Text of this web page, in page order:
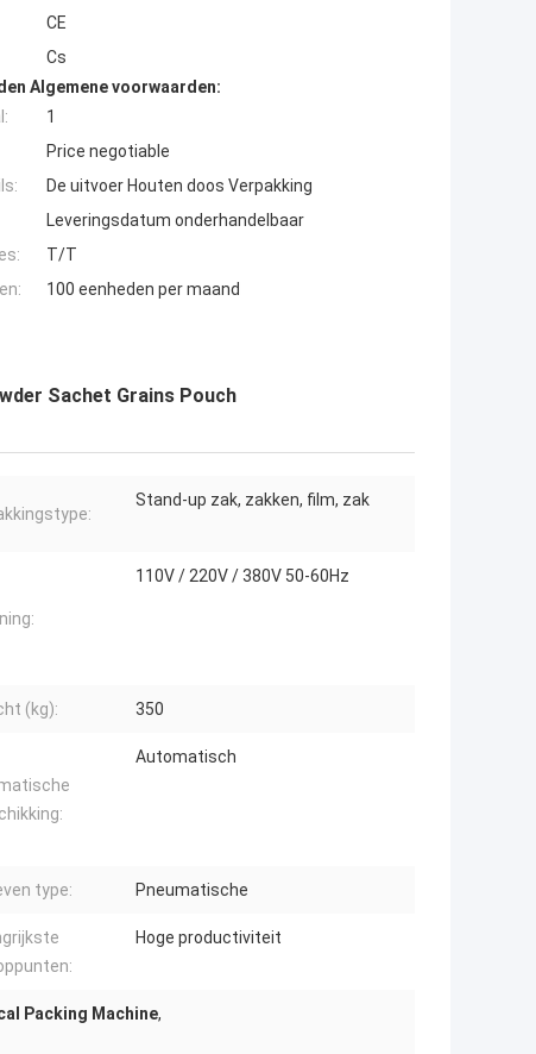
CE
Cs
Algemene voorwaarden:
1
Price negotiable
De uitvoer Houten doos Verpakking
Leveringsdatum onderhandelbaar
T/T
100 eenheden per maand
Sachet Grains Pouch
Stand-up zak, zakken, film, zak
110V / 220V / 380V 50-60Hz
(kg): 350
Automatisch
type: Pneumatische
Hoge productiviteit
Packing Machine,